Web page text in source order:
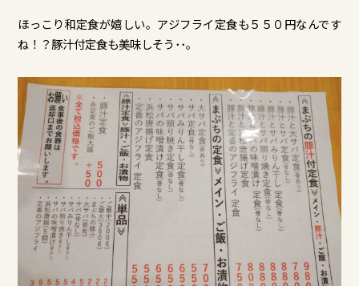
ほっこり和定食が嬉しい。アジフライ定食も５５０円なんです
ね！？豚汁付定食も美味しそう･･。